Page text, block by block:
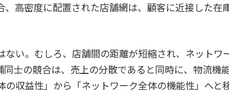
高密度に配置された店舗網は、顧客に近接した在
い。むしろ、店舗間の距離が短縮され、ネットワ
士の競合は、売上の分散であると同時に、物流機
収益性」から「ネットワーク全体の機能性」へと